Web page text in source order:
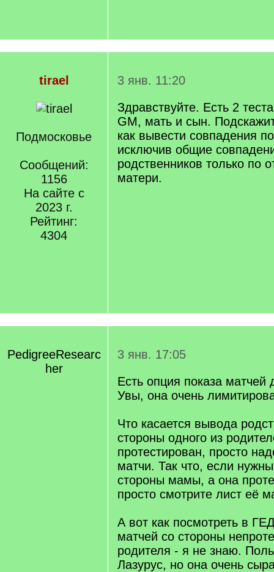
tirael
Подмосковье
Сообщений:
1156
На сайте с
2023 г.
Рейтинг:
4304
3 янв. 11:20
Здравствуйте. Есть 2
GM, мать и сын.
как вывести совпадения
исключив общие
родственников только по
матери.
PedigreeResearc
her
3 янв. 17:05
Есть опция показа матчей
Увы, она очень
Что касается вывода
стороны одного из
протестирован, просто
матчи. Так что, если
стороны мамы, а она
просто смотрите лист её
А вот как посмотреть в
матчей со стороны
родителя - я не знаю.
Лазурус, но она очень